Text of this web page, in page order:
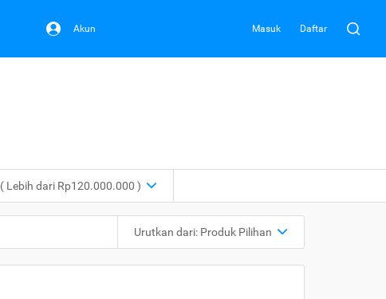
Akun Masuk Daftar
( Lebih dari Rp120.000.000 )
Urutkan dari: Produk Pilihan